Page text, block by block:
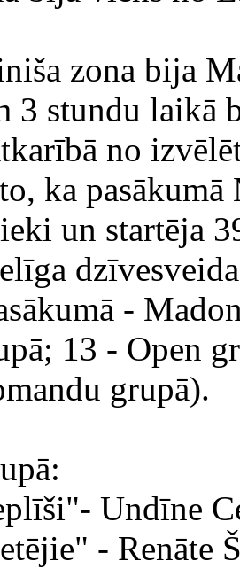
zona bija
3 stundu laikā
no
ka
un startēja
-
13 - Open
grupā).
Undīne
- Renāte